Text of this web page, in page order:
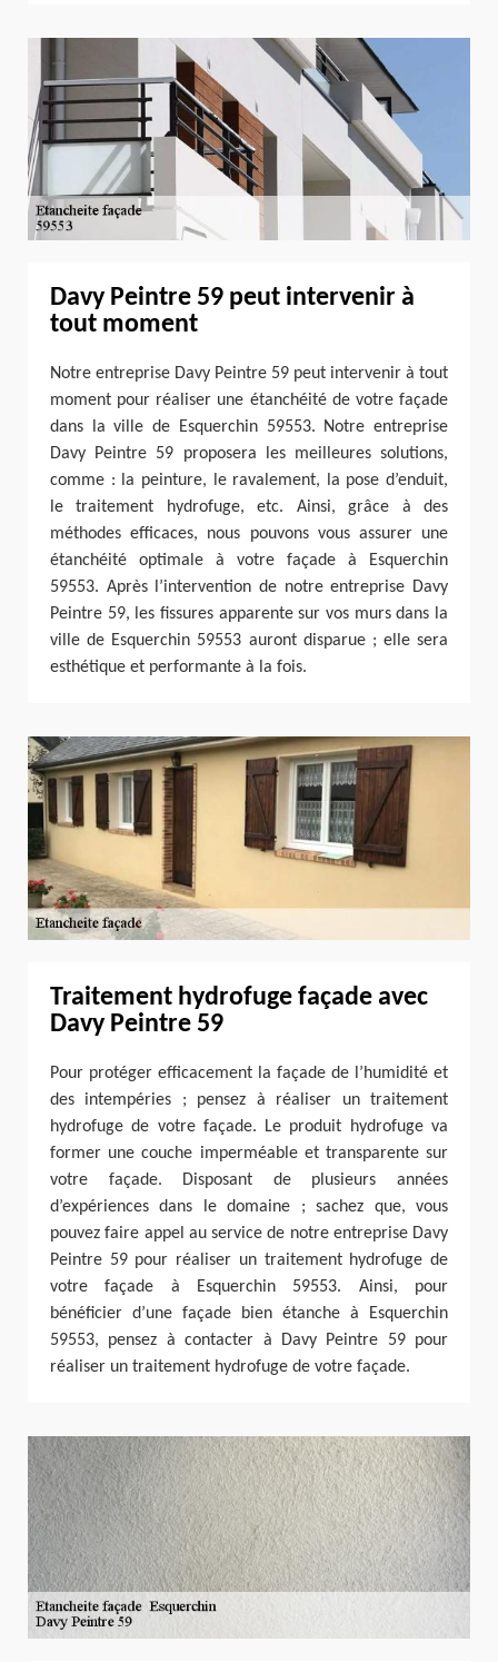
Davy Peintre 59 peut intervenir à
tout moment
Notre entreprise Davy Peintre 59 peut intervenir à tout
moment pour réaliser une étanchéité de votre façade
dans la ville de Esquerchin 59553. Notre entreprise
Davy Peintre 59 proposera les meilleures solutions,
comme : la peinture, le ravalement, la pose d’enduit,
le traitement hydrofuge, etc. Ainsi, grâce à des
méthodes efficaces, nous pouvons vous assurer une
étanchéité optimale à votre façade à Esquerchin
59553. Après l’intervention de notre entreprise Davy
Peintre 59, les fissures apparente sur vos murs dans la
ville de Esquerchin 59553 auront disparue ; elle sera
esthétique et performante à la fois.
Traitement hydrofuge façade avec
Davy Peintre 59
Pour protéger efficacement la façade de l’humidité et
des intempéries ; pensez à réaliser un traitement
hydrofuge de votre façade. Le produit hydrofuge va
former une couche imperméable et transparente sur
votre façade. Disposant de plusieurs années
d’expériences dans le domaine ; sachez que, vous
pouvez faire appel au service de notre entreprise Davy
Peintre 59 pour réaliser un traitement hydrofuge de
votre façade à Esquerchin 59553. Ainsi, pour
bénéficier d’une façade bien étanche à Esquerchin
59553, pensez à contacter à Davy Peintre 59 pour
réaliser un traitement hydrofuge de votre façade.